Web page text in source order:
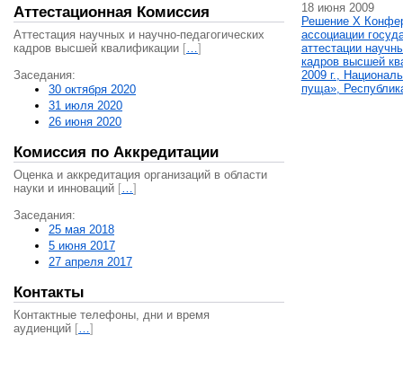
Аттестационная Комиссия
Аттестация научных и научно-педагогических
кадров высшей квалификации […]
Заседания:
30 октября 2020
31 июля 2020
26 июня 2020
Комиссия по Аккредитации
Оценка и аккредитация организаций в области
науки и инноваций […]
Заседания:
25 мая 2018
5 июня 2017
27 апреля 2017
Контакты
Контактные телефоны, дни и время
аудиенций […]
18 июня 2009
Решение X
ассоциации
аттестации
кадров высшей
2009 г.,
пуща»,